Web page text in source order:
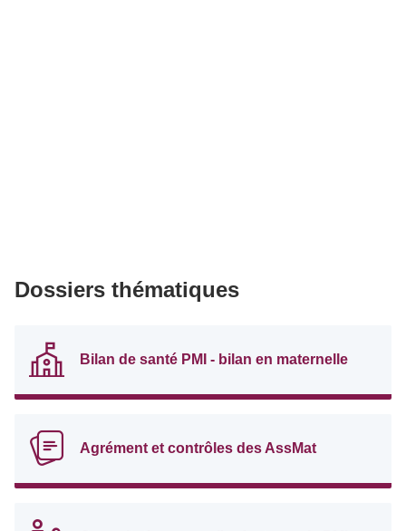
Dossiers thématiques
Bilan de santé PMI - bilan en maternelle
Agrément et contrôles des AssMat